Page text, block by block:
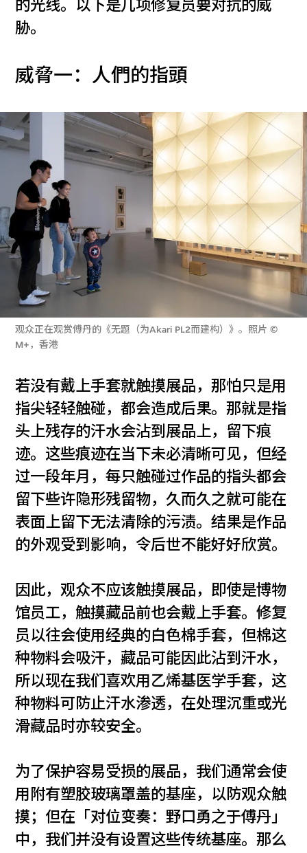
的光线。以下是几项修复员要对抗的威
胁。
威脅一：人們的指頭
观众正在观赏傅丹的《无题（为Akari PL2而建构）》。照片 ©
M+，香港
若没有戴上手套就触摸展品，那怕只是用
指尖轻轻触碰，都会造成后果。那就是指
头上残存的汗水会沾到展品上，留下痕
迹。这些痕迹在当下未必清晰可见，但经
过一段年月，每只触碰过作品的指头都会
留下些许隐形残留物，久而久之就可能在
表面上留下无法清除的污渍。结果是作品
的外观受到影响，令后世不能好好欣赏。
因此，观众不应该触摸展品，即使是博物
馆员工，触摸藏品前也会戴上手套。修复
员以往会使用经典的白色棉手套，但棉这
种物料会吸汗，藏品可能因此沾到汗水，
所以现在我们喜欢用乙烯基医学手套，这
种物料可防止汗水渗透，在处理沉重或光
滑藏品时亦较安全。
为了保护容易受损的展品，我们通常会使
用附有塑胶玻璃罩盖的基座，以防观众触
摸；但在「对位变奏：野口勇之于傅丹」
中，我们并没有设置这些传统基座。那么